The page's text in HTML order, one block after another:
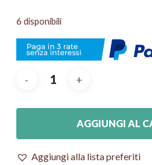
6 disponibili
AGGIUNGI AL
Aggiungi alla lista preferiti